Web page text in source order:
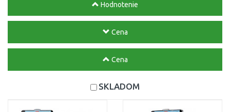
Hodnotenie
Cena
Cena
SKLADOM